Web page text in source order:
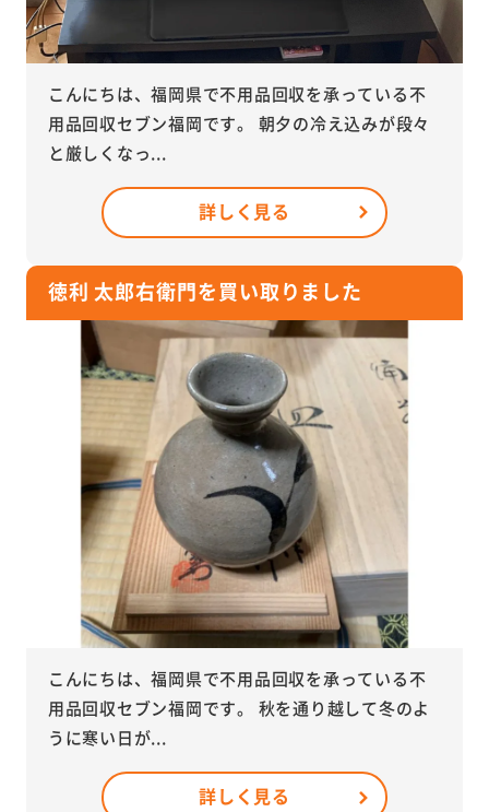
こんにちは、福岡県で不用品回収を承っている不
用品回収セブン福岡です。 朝夕の冷え込みが段々
と厳しくなっ...
詳しく見る
徳利 太郎右衛門を買い取りました
こんにちは、福岡県で不用品回収を承っている不
用品回収セブン福岡です。 秋を通り越して冬のよ
うに寒い日が...
詳しく見る